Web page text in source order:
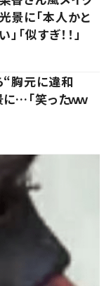
に「本人かと
「似すぎ！！」
“胸元に違和
…「笑ったｗｗ